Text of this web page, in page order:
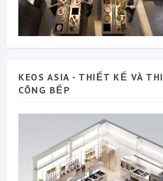
KEOS ASIA - THIẾT KẾ VÀ THI
CÔNG BẾP